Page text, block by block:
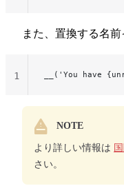
また、置換する名
__('You have
1
NOTE
より詳しい情報は
さい。